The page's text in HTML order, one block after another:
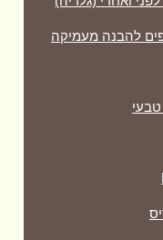
להבנה מעמיקה
טבעי